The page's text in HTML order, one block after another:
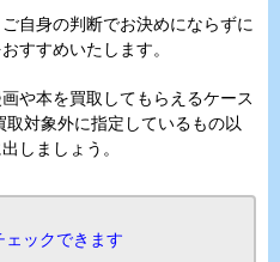
自身の判断でお決めにならずに
すすめいたします。
や本を買取してもらえるケース
対象外に指定しているもの以
しましょう。
ェックできます